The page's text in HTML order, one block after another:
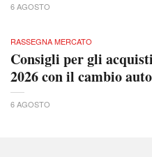
6 AGOSTO
RASSEGNA MERCATO
Consigli per gli
2026 con il cambio
6 AGOSTO